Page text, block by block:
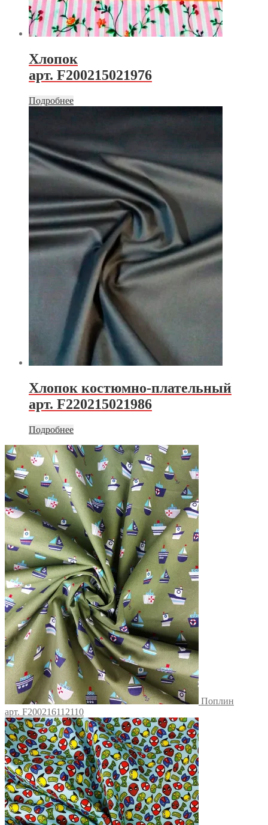
Хлопок
арт. F200215021976
Подробнее
Хлопок костюмно-плательный
арт. F220215021986
Подробнее
Поплин
арт. F200216112110